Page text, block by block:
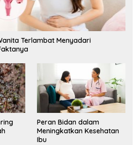
Terlambat Menyadari
Peran Bidan dalam
Meningkatkan Kesehatan
Ibu